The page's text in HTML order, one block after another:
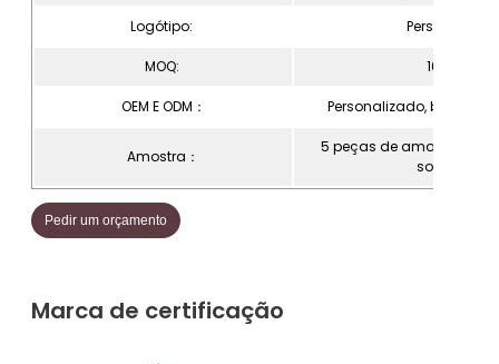
Logótipo:
MOQ: 1000pcs
OEM E ODM： Personalizado, bem-
Amostra：
5 peças de amostras
solicitadas
Pedir um orçamento
Marca de certificação